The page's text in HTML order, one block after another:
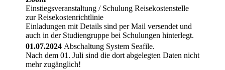
Einstiegsveranstaltung / Schulung Reisekostenstelle
zur Reisekostenrichtlinie
Einladungen mit Details sind per Mail versendet und
auch in der Studiengruppe bei Schulungen hinterlegt.
01.07.2024 Abschaltung System Seafile.
Nach dem 01. Juli sind die dort abgelegten Daten nicht
mehr zugänglich!